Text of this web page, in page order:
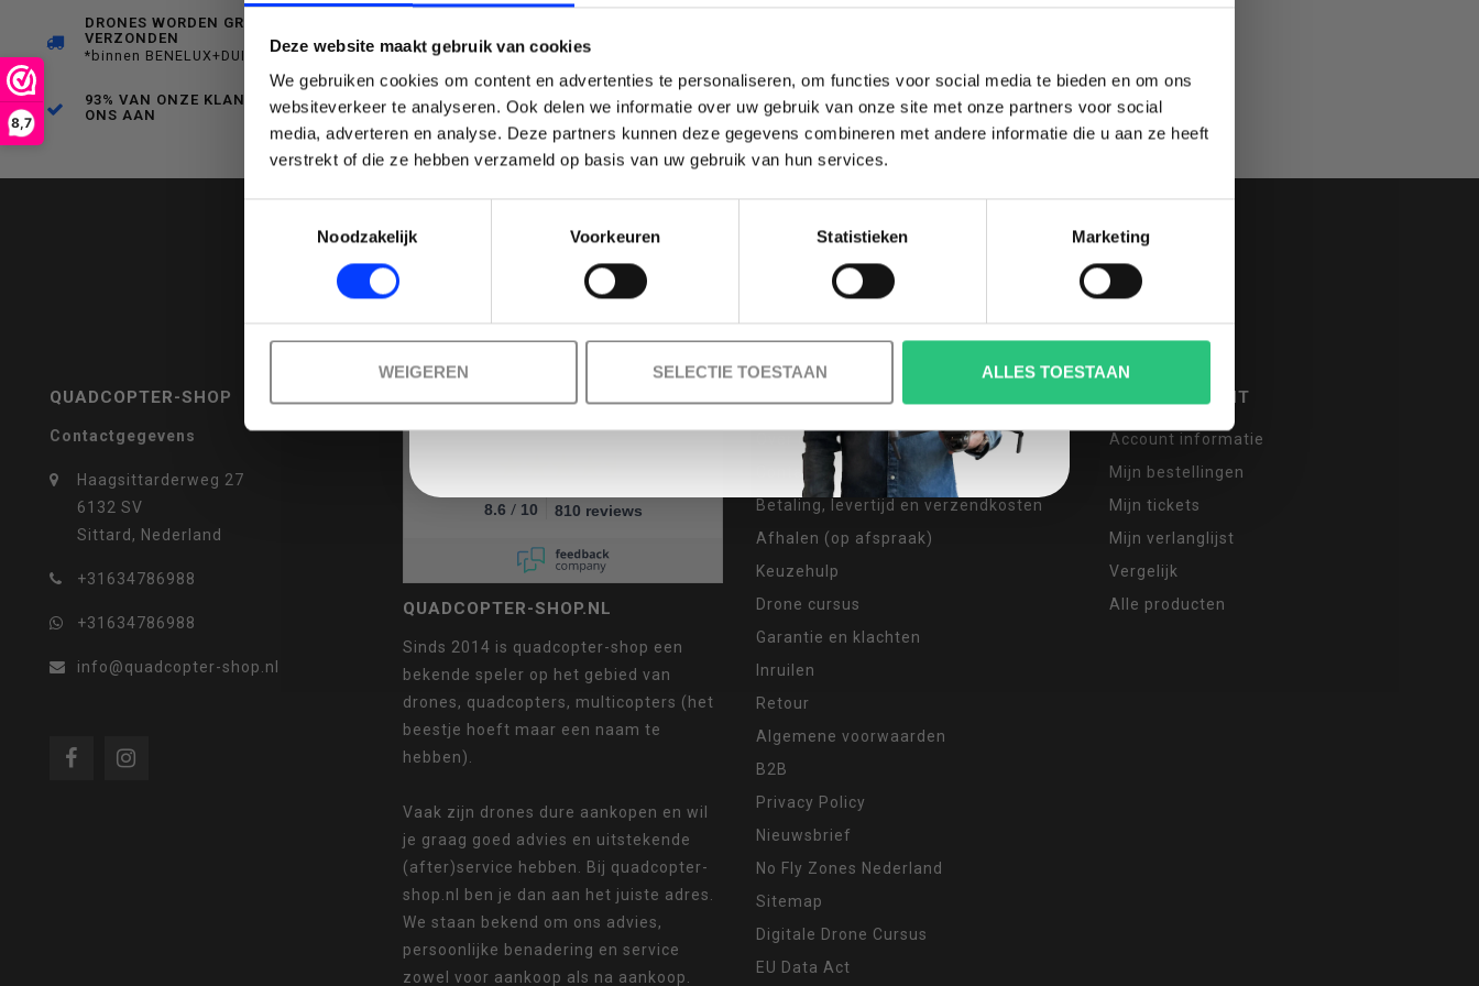
Deze website maakt gebruik van cookies
We gebruiken cookies om content en advertenties te personaliseren, om functies voor social media te bieden en om ons
websiteverkeer te analyseren. Ook delen we informatie over uw gebruik van onze site met onze partners voor social
media, adverteren en analyse. Deze partners kunnen deze gegevens combineren met andere informatie die u aan ze heeft
verstrekt of die ze hebben verzameld op basis van uw gebruik van hun services.
Noodzakelijk
Voorkeuren Statistieken Marketing
WEIGEREN SELECTIE TOESTAAN ALLES TOESTAAN
8,7
een
beschikbaar
DRONES WORDEN GRATIS
VERZONDEN
*binnen BENELUX+DUITSLAND
93% VAN ONZE KLANTEN BEVEELT
ONS AAN
QUADCOPTER-SHOP
Contactgegevens
Haagsittarderweg 27
6132 SV
Sittard, Nederland
+31634786988
+31634786988
info@quadcopter-shop.nl
REVIEWS
8.6 / 10 810 reviews
QUADCOPTER-SHOP.NL
Sinds 2014 is quadcopter-shop een
bekende speler op het gebied van
drones, quadcopters, multicopters (het
beestje hoeft maar een naam te
hebben).
Vaak zijn drones dure aankopen en wil
je graag goed advies en uitstekende
(after)service hebben. Bij quadcopter-
shop.nl ben je dan aan het juiste adres.
We staan bekend om ons advies,
persoonlijke benadering en service
zowel voor aankoop als na aankoop.
INFORMATIE
Over ons
Contact
Betaling, levertijd en verzendkosten
Afhalen (op afspraak)
Keuzehulp
Drone cursus
Garantie en klachten
Inruilen
Retour
Algemene voorwaarden
B2B
Privacy Policy
Nieuwsbrief
No Fly Zones Nederland
Sitemap
Digitale Drone Cursus
EU Data Act
MIJN ACCOUNT
Account informatie
Mijn bestellingen
Mijn tickets
Mijn verlanglijst
Vergelijk
Alle producten
BESTELLING!
Ontvang je welkomstkorting tot 15 euro.
Minimale besteding 100 euro .
Email